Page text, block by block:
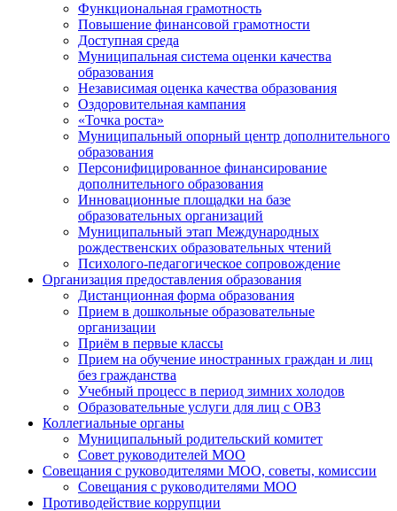
Функциональная грамотность
Повышение финансовой грамотности
Доступная среда
Муниципальная система оценки качества
образования
Независимая оценка качества образования
Оздоровительная кампания
«Точка роста»
Муниципальный опорный центр дополнительного
образования
Персонифицированное финансирование
дополнительного образования
Инновационные площадки на базе
образовательных организаций
Муниципальный этап Международных
рождественских образовательных чтений
Психолого-педагогическое сопровождение
Организация предоставления образования
Дистанционная форма образования
Прием в дошкольные образовательные
организации
Приём в первые классы
Прием на обучение иностранных граждан и лиц
без гражданства
Учебный процесс в период зимних холодов
Образовательные услуги для лиц с ОВЗ
Коллегиальные органы
Муниципальный родительский комитет
Совет руководителей МОО
Совещания с руководителями МОО, советы, комиссии
Совещания с руководителями МОО
Противодействие коррупции